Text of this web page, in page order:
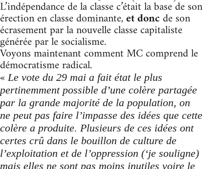
L’indépendance de la classe c’était la base de son
érection en classe dominante,et doncde son
écrasement par la nouvelle classe capitaliste
générée par le socialisme.
Voyons maintenant comment MC comprend le
démocratisme radical.
«Le vote du 29 mai a fait état le plus
pertinemment possible d’une colère partagée
par la grande majorité de la population, on
ne peut pas faire l’impasse des idées que cette
colère a produite. Plusieurs de ces idées ont
certes crû dans le bouillon de culture de
l’exploitation et de l’oppression (‘je souligne)
mais elles ne sont pas moins inutiles voire le